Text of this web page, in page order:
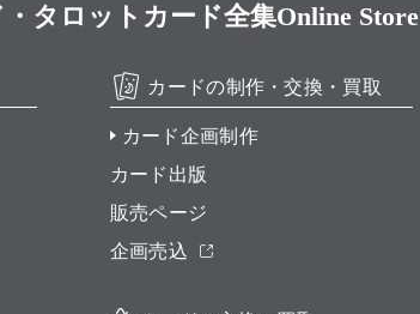
タロットカード全集Online Store
カードの制作・交換・買取
カード企画制作
カード出版
販売ページ
企画売込